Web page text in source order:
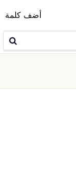
أضف كلمة